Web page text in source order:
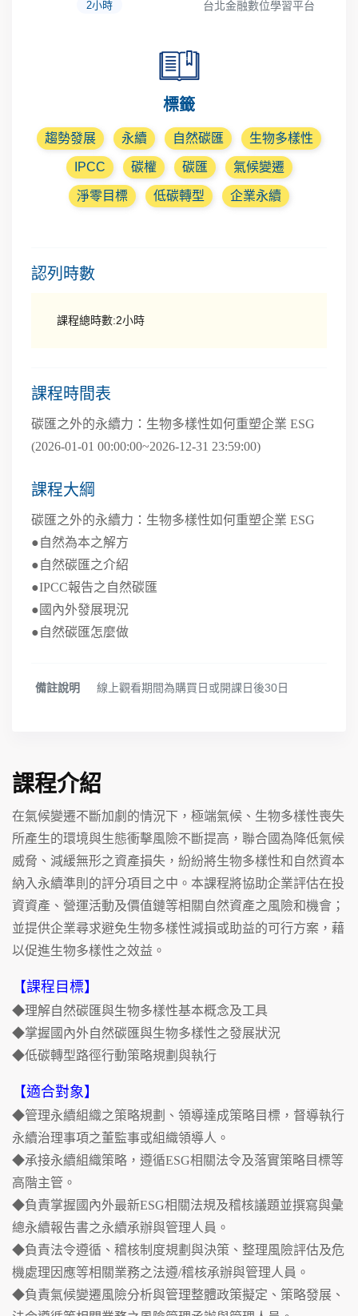
2小時 台北金融數位學習平台
標籤
趨勢發展 永續 自然碳匯 生物多樣性
IPCC 碳權 碳匯 氣候變遷
淨零目標 低碳轉型 企業永續
認列時數
課程總時數:2小時
課程時間表
碳匯之外的永續力：生物多樣性如何重塑企業 ESG
(2026-01-01 00:00:00~2026-12-31 23:59:00)
課程大綱
碳匯之外的永續力：生物多樣性如何重塑企業 ESG
●自然為本之解方
●自然碳匯之介紹
●IPCC報告之自然碳匯
●國內外發展現況
●自然碳匯怎麼做
備註說明 線上觀看期間為購買日或開課日後30日
課程介紹
在氣候變遷不斷加劇的情況下，極端氣候、生物多樣性喪失
所產生的環境與生態衝擊風險不斷提高，聯合國為降低氣候
威脅、減緩無形之資產損失，紛紛將生物多樣性和自然資本
納入永續準則的評分項目之中。本課程將協助企業評估在投
資資產、營運活動及價值鏈等相關自然資產之風險和機會；
並提供企業尋求避免生物多樣性減損或助益的可行方案，藉
以促進生物多樣性之效益。
【課程目標】
◆理解自然碳匯與生物多樣性基本概念及工具
◆掌握國內外自然碳匯與生物多樣性之發展狀況
◆低碳轉型路徑行動策略規劃與執行
【適合對象】
◆管理永續組織之策略規劃、領導達成策略目標，督導執行
永續治理事項之董監事或組織領導人。
◆承接永續組織策略，遵循ESG相關法令及落實策略目標等
高階主管。
◆負責掌握國內外最新ESG相關法規及稽核議題並撰寫與彙
總永續報告書之永續承辦與管理人員。
◆負責法令遵循、稽核制度規劃與決策、整理風險評估及危
機處理因應等相關業務之法遵/稽核承辦與管理人員。
◆負責氣候變遷風險分析與管理整體政策擬定、策略發展、